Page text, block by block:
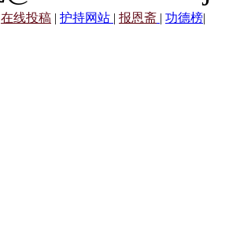
在线投稿 | 护持网站 | 报恩斋 | 功德榜|